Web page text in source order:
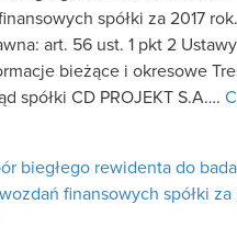
spółki za 2017 rok.
art. 56 ust. 1 pkt 2
bieżące i okresowe
spółki CD PROJEKT S.A….
biegłego rewidenta do
finansowych spółki za